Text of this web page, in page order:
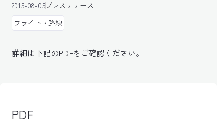
2015-08-05プレスリリース
フライト・路線
詳細は下記のPDFをご確認ください。
PDF